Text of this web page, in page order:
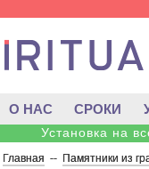
О НАС СРОКИ
Установка на
Главная -- Памятники из